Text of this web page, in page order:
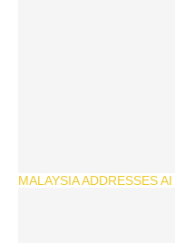
MALAYSIA ADDRESSES